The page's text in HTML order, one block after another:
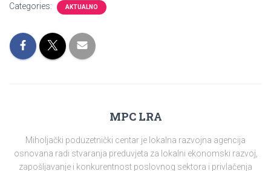
Categories: AKTUALNO
MPC LRA
Miholjački poduzetnički centar je lokalna razvojna agencija
osnovana radi stvaranja preduvjeta za lokalni ekonomski razvoj,
zapošljavanje i konkurentnost poslovnog sektora i privlačenja